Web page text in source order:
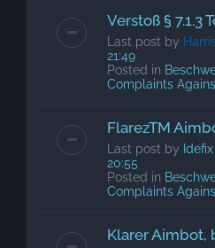
Verstoß § 7.1.3
Last post by
21:49
Posted in
Complaints
FlarezTM
Last post by Idefix
20:55
Posted in
Complaints
Klarer Aimbot,